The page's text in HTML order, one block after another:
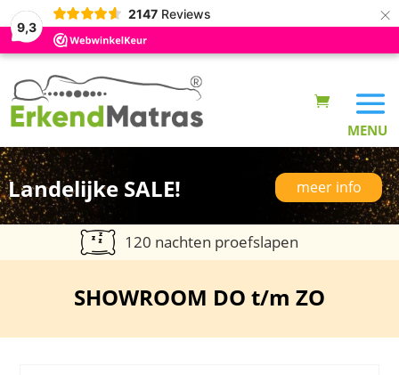
9,3
2147 Reviews ×
Landelijke SALE! meer info
120 nachten proefslapen
SHOWROOM DO t/m ZO